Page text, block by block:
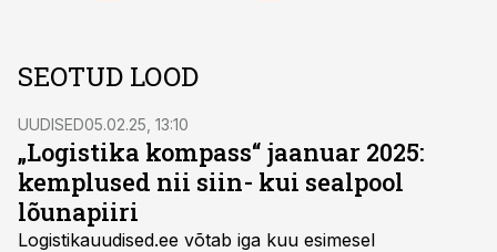
SEOTUD LOOD
UUDISED05.02.25, 13:10
„Logistika kompass“ jaanuar 2025:
kemplused nii siin- kui sealpool
lõunapiiri
Logistikauudised.ee võtab iga kuu esimesel